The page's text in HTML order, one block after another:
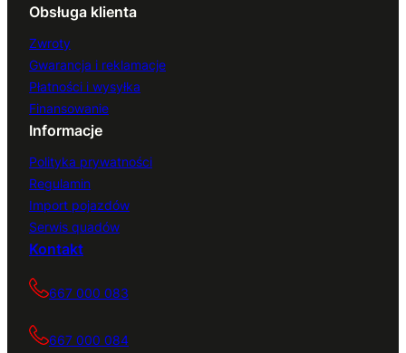
Obsługa klienta
Zwroty
Gwarancja i reklamacje
Płatności i wysyłka
Finansowanie
Informacje
Polityka prywatności
Regulamin
Import pojazdów
Serwis quadów
Kontakt
667 000 083
667 000 084